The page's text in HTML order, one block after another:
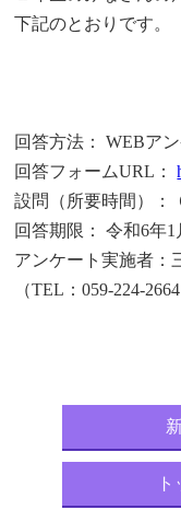
下記のとおりです。
回答方法： WEBア
回答フォームURL：
設問（所要時間）：
回答期限： 令和6年
アンケート実施者：
（TEL：059-224-2664